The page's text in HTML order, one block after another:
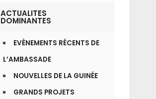
ACTUALITES
DOMINANTES
EVÈNEMENTS RÉCENTS DE
L’AMBASSADE
NOUVELLES DE LA GUINÉE
GRANDS PROJETS